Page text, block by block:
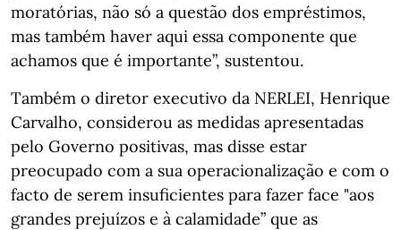
moratórias, não só a questão dos empréstimos,
mas também haver aqui essa componente que
achamos que é importante”, sustentou.
Também o diretor executivo da NERLEI, Henrique
Carvalho, considerou as medidas apresentadas
pelo Governo positivas, mas disse estar
preocupado com a sua operacionalização e com o
facto de serem insuficientes para fazer face "aos
grandes prejuízos e à calamidade” que as